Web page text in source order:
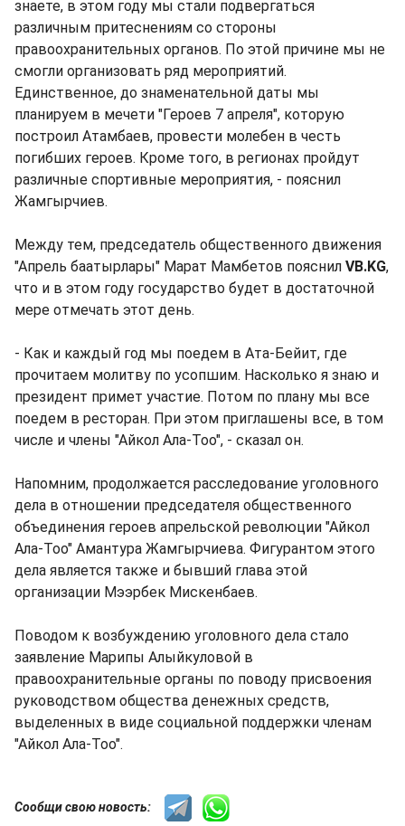
знаете, в этом году мы стали подвергаться
различным притеснениям со стороны
правоохранительных органов. По этой причине мы не
смогли организовать ряд мероприятий.
Единственное, до знаменательной даты мы
планируем в мечети "Героев 7 апреля", которую
построил Атамбаев, провести молебен в честь
погибших героев. Кроме того, в регионах пройдут
различные спортивные мероприятия, - пояснил
Жамгырчиев.
Между тем, председатель общественного движения
"Апрель баатырлары" Марат Мамбетов пояснил VB.KG,
что и в этом году государство будет в достаточной
мере отмечать этот день.
- Как и каждый год мы поедем в Ата-Бейит, где
прочитаем молитву по усопшим. Насколько я знаю и
президент примет участие. Потом по плану мы все
поедем в ресторан. При этом приглашены все, в том
числе и члены "Айкол Ала-Тоо", - сказал он.
Напомним, продолжается расследование уголовного
дела в отношении председателя общественного
объединения героев апрельской революции "Айкол
Ала-Тоо" Амантура Жамгырчиева. Фигурантом этого
дела является также и бывший глава этой
организации Мээрбек Мискенбаев.
Поводом к возбуждению уголовного дела стало
заявление Марипы Алыйкуловой в
правоохранительные органы по поводу присвоения
руководством общества денежных средств,
выделенных в виде социальной поддержки членам
"Айкол Ала-Тоо".
Сообщи свою новость: